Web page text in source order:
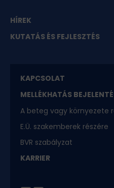
HÍREK
KUTATÁS ÉS FEJLESZTÉS
KAPCSOLAT
MELLÉKHATÁS
A beteg vagy környezete
E.Ü. szakemberek részére
BVR szabályzat
KARRIER